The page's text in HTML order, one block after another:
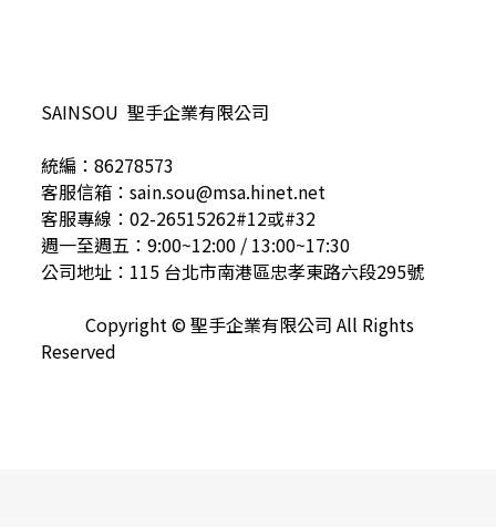
SAINSOU 聖手企業有限公司
統編：86278573
客服信箱：sain.sou@msa.hinet.net
客服專線：02-26515262#12或#32
週一至週五：9:00~12:00 / 13:00~17:30
公司地址：115 台北市南港區忠孝東路六段295號
Copyright © 聖手企業有限公司 All Rights
Reserved